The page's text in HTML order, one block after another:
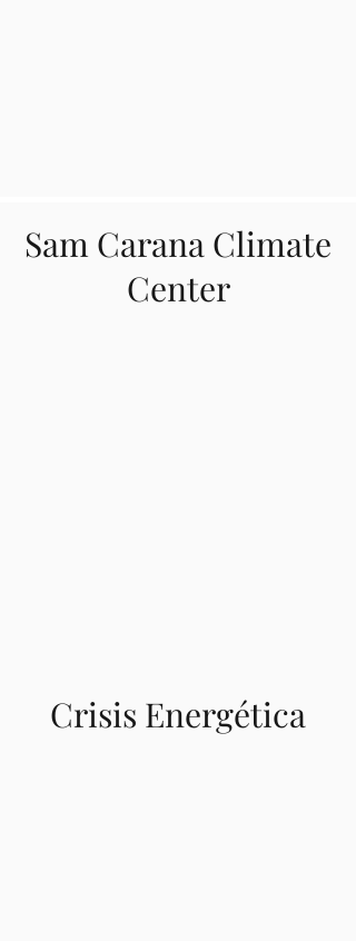
Sam Carana Climate
Center
Crisis Energética